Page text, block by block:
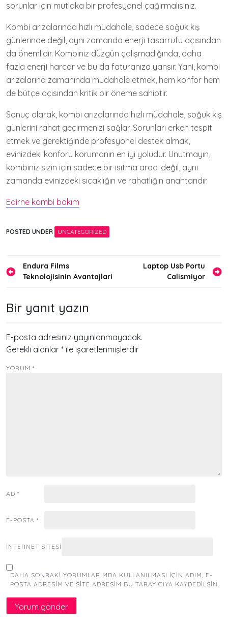
sorunlar için mutlaka bir profesyonel çağırmalısınız.
Kombi arızalarında hızlı müdahale, sadece soğuk kış
günlerinde değil, aynı zamanda enerji tasarrufu açısından
da önemlidir. Kombiniz düzgün çalışmadığında, daha
fazla enerji harcar ve bu da faturanıza yansır. Yani, kombi
arızalarına zamanında müdahale etmek, hem konfor hem
de bütçe açısından kritik bir öneme sahiptir.
Sonuç olarak, kombi arızalarında hızlı müdahale, soğuk kış
günlerini rahat geçirmenizi sağlar. Sorunları erken tespit
etmek ve gerektiğinde profesyonel destek almak,
evinizdeki konforu korumanın en iyi yoludur. Unutmayın,
kombiniz sizin için sadece bir ısıtma aracı değil, aynı
zamanda evinizdeki sıcaklığın ve rahatlığın anahtarıdır.
Edirne kombi bakım
POSTED UNDER UNCATEGORIZED
Yazı
gezinmesi
Endura Films
Teknolojisinin Avantajlari
Laptop Usb Portu
Calismiyor
Bir yanıt yazın
E-posta adresiniz yayınlanmayacak.
Gerekli alanlar * ile işaretlenmişlerdir
YORUM *
AD *
E-POSTA *
İNTERNET SITESI
DAHA SONRAKI YORUMLARIMDA KULLANILMASI IÇIN ADIM, E-
POSTA ADRESIM VE SITE ADRESIM BU TARAYICIYA KAYDEDILSIN.